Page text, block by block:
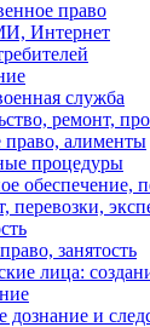
право
Интернет
служба
ремонт,
алименты
процедуры
обеспечение,
перевозки,
занятость
лица:
дознание и